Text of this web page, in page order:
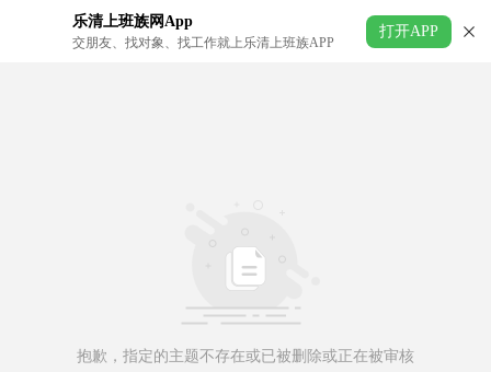
乐清上班族网App
交朋友、找对象、找工作就上乐清上班族APP
打开APP
抱歉，指定的主题不存在或已被删除或正在被审核